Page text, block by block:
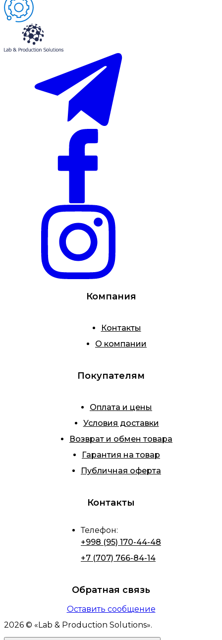
Компания
Контакты
О компании
Покупателям
Оплата и цены
Условия доставки
Возврат и обмен товара
Гарантия на товар
Публичная оферта
Контакты
Телефон:
+998 (95) 170-44-48
+7 (707) 766-84-14
Обратная связь
Оставить сообщение
2026 © « Lab & Production Solutions».